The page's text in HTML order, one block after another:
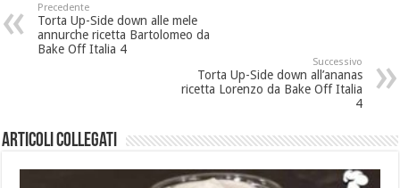
Precedente
Torta Up-Side down alle mele
annurche ricetta Bartolomeo da
Bake Off Italia 4
Successivo
Torta Up-Side down all’ananas
ricetta Lorenzo da Bake Off Italia
4
Articoli collegati